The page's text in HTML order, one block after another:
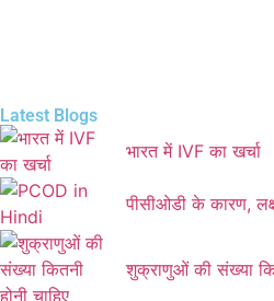
Latest Blogs
भारत में IVF का खर्चा
पीसीओडी के कारण,
शुक्राणुओं की संख्या